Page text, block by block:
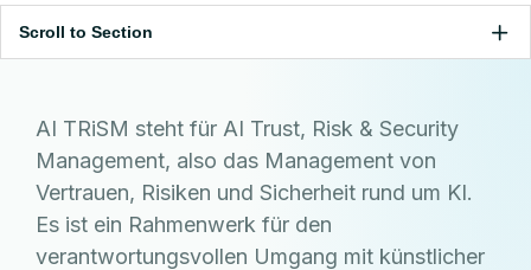
Scroll to Section
AI TRiSM steht für AI Trust, Risk & Security
Management, also das Management von
Vertrauen, Risiken und Sicherheit rund um KI.
Es ist ein Rahmenwerk für den
verantwortungsvollen Umgang mit künstlicher